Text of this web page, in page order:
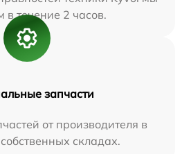
в течение 2 часов.
запчасти
от производителя в
складах.